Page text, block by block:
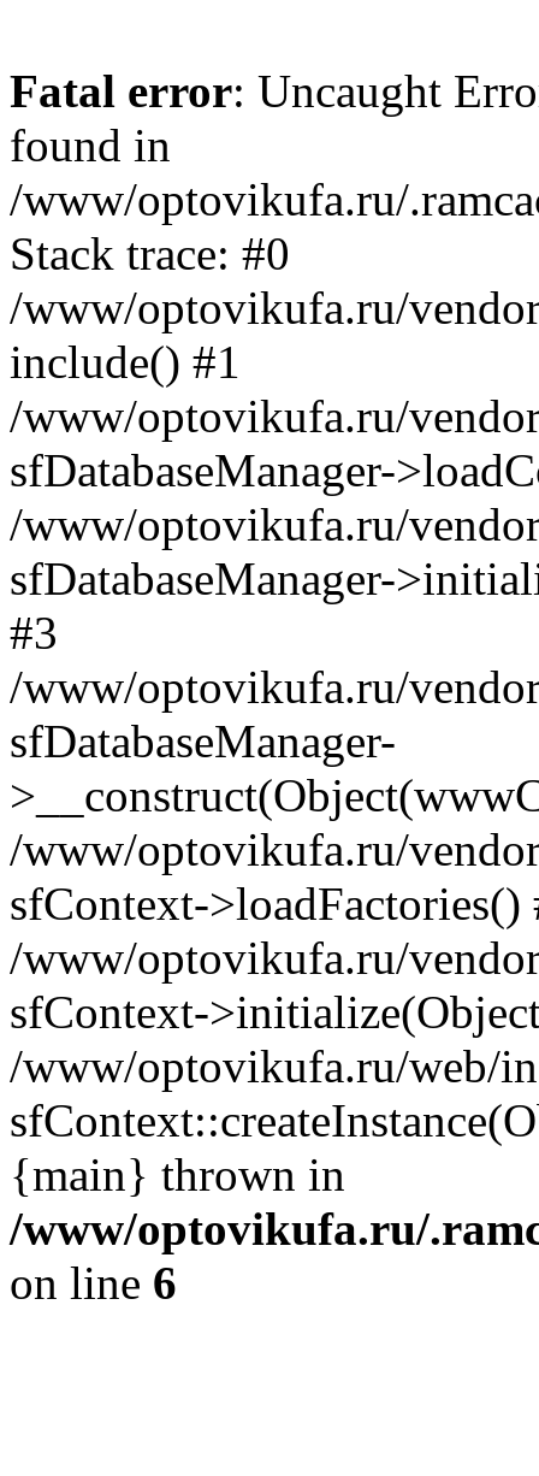
Fatal error: Uncaught
found in
/www/optovikufa.ru/
Stack trace: #0
/www/optovikufa.ru/
include() #1
/www/optovikufa.ru/
sfDatabaseManager-
/www/optovikufa.ru/
sfDatabaseManager-
#3
/www/optovikufa.ru/
sfDatabaseManager-
/www/optovikufa.ru/
sfContext->loadFactories()
/www/optovikufa.ru/
sfContext-
/www/optovikufa.ru/web/
{main} thrown in
/www/optovikufa.ru/
on line 6